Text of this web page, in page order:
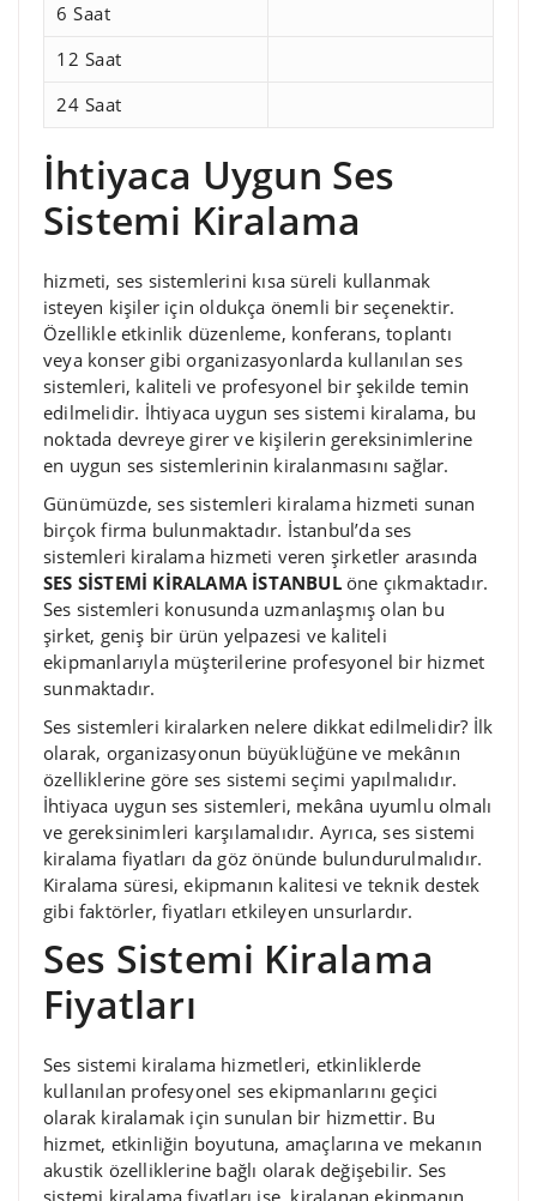
6 Saat
12 Saat
24 Saat
İhtiyaca Uygun Ses
Sistemi Kiralama
hizmeti, ses sistemlerini kısa süreli kullanmak
isteyen kişiler için oldukça önemli bir seçenektir.
Özellikle etkinlik düzenleme, konferans, toplantı
veya konser gibi organizasyonlarda kullanılan ses
sistemleri, kaliteli ve profesyonel bir şekilde temin
edilmelidir. İhtiyaca uygun ses sistemi kiralama, bu
noktada devreye girer ve kişilerin gereksinimlerine
en uygun ses sistemlerinin kiralanmasını sağlar.
Günümüzde, ses sistemleri kiralama hizmeti sunan
birçok firma bulunmaktadır. İstanbul’da ses
sistemleri kiralama hizmeti veren şirketler arasında
SES SİSTEMİ KİRALAMA İSTANBULöne çıkmaktadır.
Ses sistemleri konusunda uzmanlaşmış olan bu
şirket, geniş bir ürün yelpazesi ve kaliteli
ekipmanlarıyla müşterilerine profesyonel bir hizmet
sunmaktadır.
Ses sistemleri kiralarken nelere dikkat edilmelidir? İlk
olarak, organizasyonun büyüklüğüne ve mekânın
özelliklerine göre ses sistemi seçimi yapılmalıdır.
İhtiyaca uygun ses sistemleri, mekâna uyumlu olmalı
ve gereksinimleri karşılamalıdır. Ayrıca, ses sistemi
kiralama fiyatları da göz önünde bulundurulmalıdır.
Kiralama süresi, ekipmanın kalitesi ve teknik destek
gibi faktörler, fiyatları etkileyen unsurlardır.
Ses Sistemi Kiralama
Fiyatları
Ses sistemi kiralama hizmetleri, etkinliklerde
kullanılan profesyonel ses ekipmanlarını geçici
olarak kiralamak için sunulan bir hizmettir. Bu
hizmet, etkinliğin boyutuna, amaçlarına ve mekanın
akustik özelliklerine bağlı olarak değişebilir. Ses